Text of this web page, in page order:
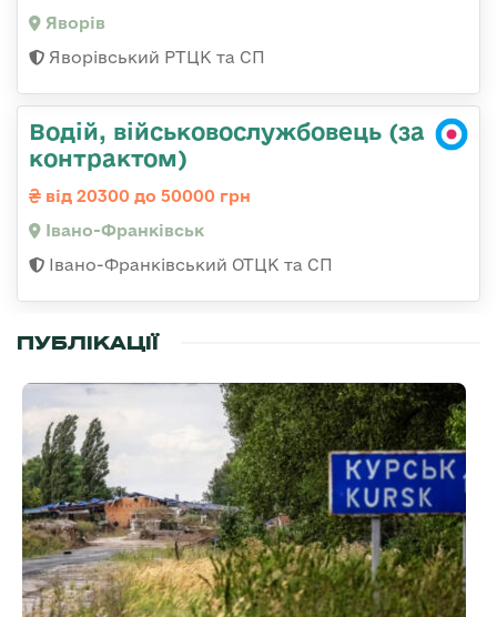
Яворів
Яворівський РТЦК та СП
Водій, військовослужбовець (за
контрактом)
від 20300 до 50000 грн
Івано-Франківськ
Івано-Франківський ОТЦК та СП
ПУБЛІКАЦІЇ